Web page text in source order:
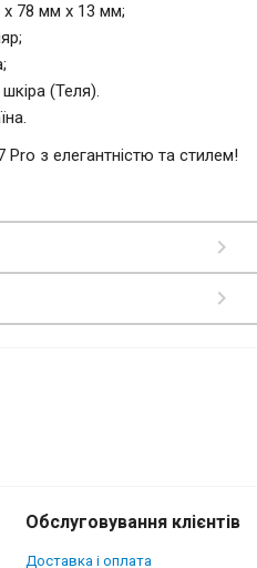
x 78 мм x 13 мм;
(Теля).
Pro з елегантністю та стилем!
Обслуговування клієнтів
Доставка і оплата